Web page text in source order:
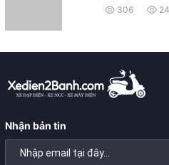
306
Nhận bản tin